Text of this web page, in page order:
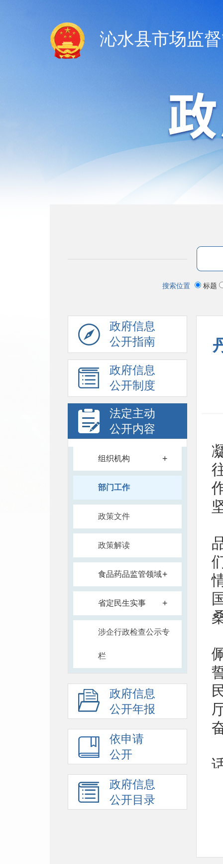
沁水县市场监
搜索位置 标题
政府信息
公开指南
政府信息
公开制度
法定主动
公开内容
组织机构 +
部门工作
政策文件
政策解读
食品药品监管领域+
省定民生实事 +
涉企行政检查公示专
栏
政府信息
公开年报
依申请
公开
政府信息
公开目录